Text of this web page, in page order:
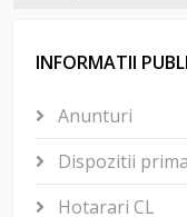
INFORMATII
Anunturi
Dispozitii
Hotarari CL